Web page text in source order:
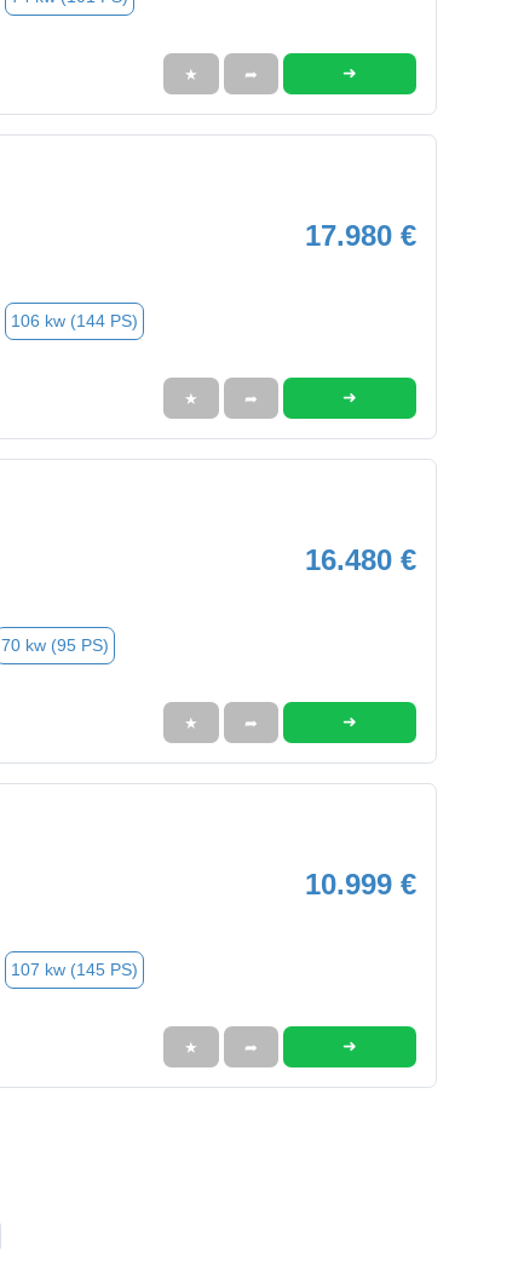
★ ➦ ➜
17.980 €
106 kw (144 PS)
★ ➦ ➜
16.480 €
70 kw (95 PS)
★ ➦ ➜
10.999 €
107 kw (145 PS)
★ ➦ ➜